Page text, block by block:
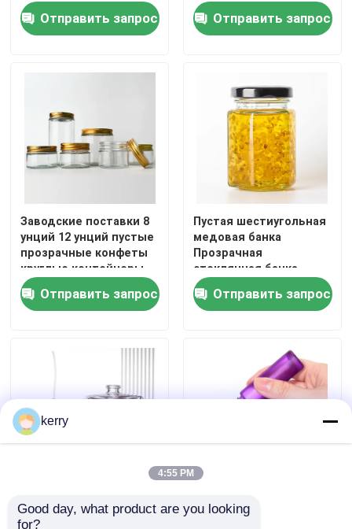
рукава
Отправить запрос
силиконовым рукавом
Отправить запрос
Заводские поставки 8
унций 12 унций пустые
прозрачные конфеты
круглые контейнеры
стеклянные банки с
золотыми
Отправить запрос
Пустая шестиугольная
медовая банка
Прозрачная
стеклянная банка
Стеклянная
запечатанная банка
Отправить запрос
роскошный
роликовых бутылок с
kerry
4:55 PM
Good day, what product are you looking
for?